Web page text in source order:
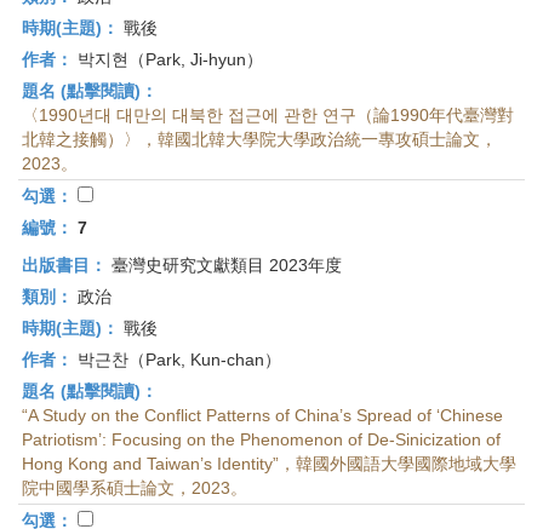
時期(主題)： 戰後
作者：
박지현（Park, Ji-hyun）
題名 (點擊閱讀)：
〈1990년대 대만의 대북한 접근에 관한 연구（論1990年代臺灣對
北韓之接觸）〉，韓國北韓大學院大學政治統一專攻碩士論文，
2023。
勾選：
編號： 7
出版書目： 臺灣史研究文獻類目 2023年度
類別： 政治
時期(主題)： 戰後
作者：
박근찬（Park, Kun-chan）
題名 (點擊閱讀)：
“A Study on the Conflict Patterns of China’s Spread of ‘Chinese
Patriotism’: Focusing on the Phenomenon of De-Sinicization of
Hong Kong and Taiwan’s Identity”，韓國外國語大學國際地域大學
院中國學系碩士論文，2023。
勾選：